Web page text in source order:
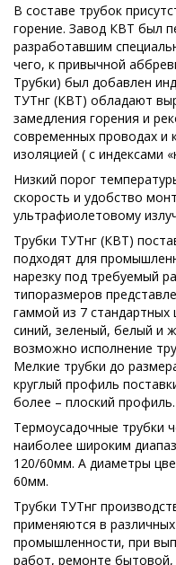
В составе трубок
горение. Завод КВТ был
разработавшим
чего, к привычной
Трубки) был добавлен
ТУТнг (КВТ) обладают
замедления горения и
современных проводах и
изоляцией ( с индексами
Низкий порог
скорость и удобство
ультрафиолетовому
Трубки ТУТнг (КВТ)
подходят для
нарезку под требуемый
типоразмеров
гаммой из 7
синий, зеленый, белый и
возможно исполнение
Мелкие трубки до
круглый профиль
более – плоский профиль.
Термоусадочные трубки
наиболее широким
120/60мм. А диаметры
60мм.
Трубки ТУТнг
применяются в
промышленности, при
работ, ремонте